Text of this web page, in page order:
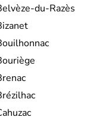
du-Razès